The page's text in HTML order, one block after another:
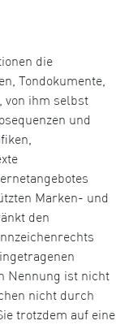
die
Tondokumente,
von ihm selbst
und
Marken- und
den
Nennung ist nicht
nicht durch
trotzdem auf eine